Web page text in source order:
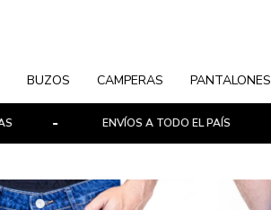
BUZOS CAMPERAS PANTALONES
ENVÍOS A TODO EL PAÍS